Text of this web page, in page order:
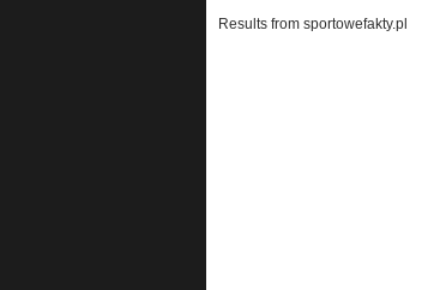
Results from sportowefakty.pl